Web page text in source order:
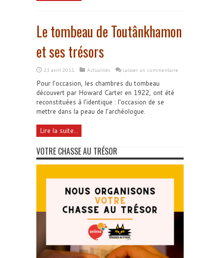
Le tombeau de Toutânkhamon
et ses trésors
23 avril 2011 Actualités Laisser un commentaire
Pour l'occasion, les chambres du tombeau
découvert par Howard Carter en 1922, ont été
reconstituées à l'identique : l'occasion de se
mettre dans la peau de l'archéologue.
Lire la suite...
VOTRE CHASSE AU TRÉSOR